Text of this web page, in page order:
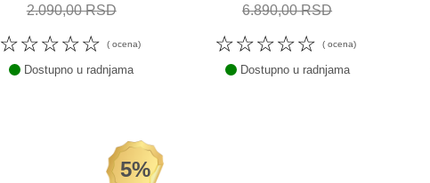
2.090,00 RSD
☆
☆
☆
☆
☆ ( ocena)
Dostupno u radnjama
6.890,00 RSD
☆
☆
☆
☆
☆ ( ocena)
Dostupno u radnjama
5%